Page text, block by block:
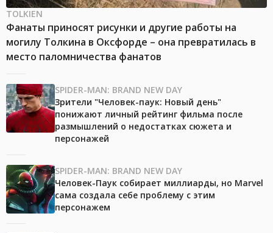
TOLKIEN
Фанаты приносят рисунки и другие работы на
могилу Толкина в Оксфорде – она превратилась в
место паломничества фанатов
SPIDER-MAN: BRAND NEW DAY
Зрители "Человек-паук: Новый день"
понижают личный рейтинг фильма после
размышлений о недостатках сюжета и
персонажей
SPIDER-MAN: BRAND NEW DAY
Человек-Паук собирает миллиарды, но Marvel
сама создала себе проблему с этим
персонажем